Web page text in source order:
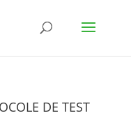
DE TEST